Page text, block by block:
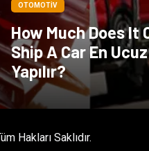
OTOMOTIV
How Much Does It
Ship A Car En Ucuz
Yapılır?
Hakları Saklıdır.